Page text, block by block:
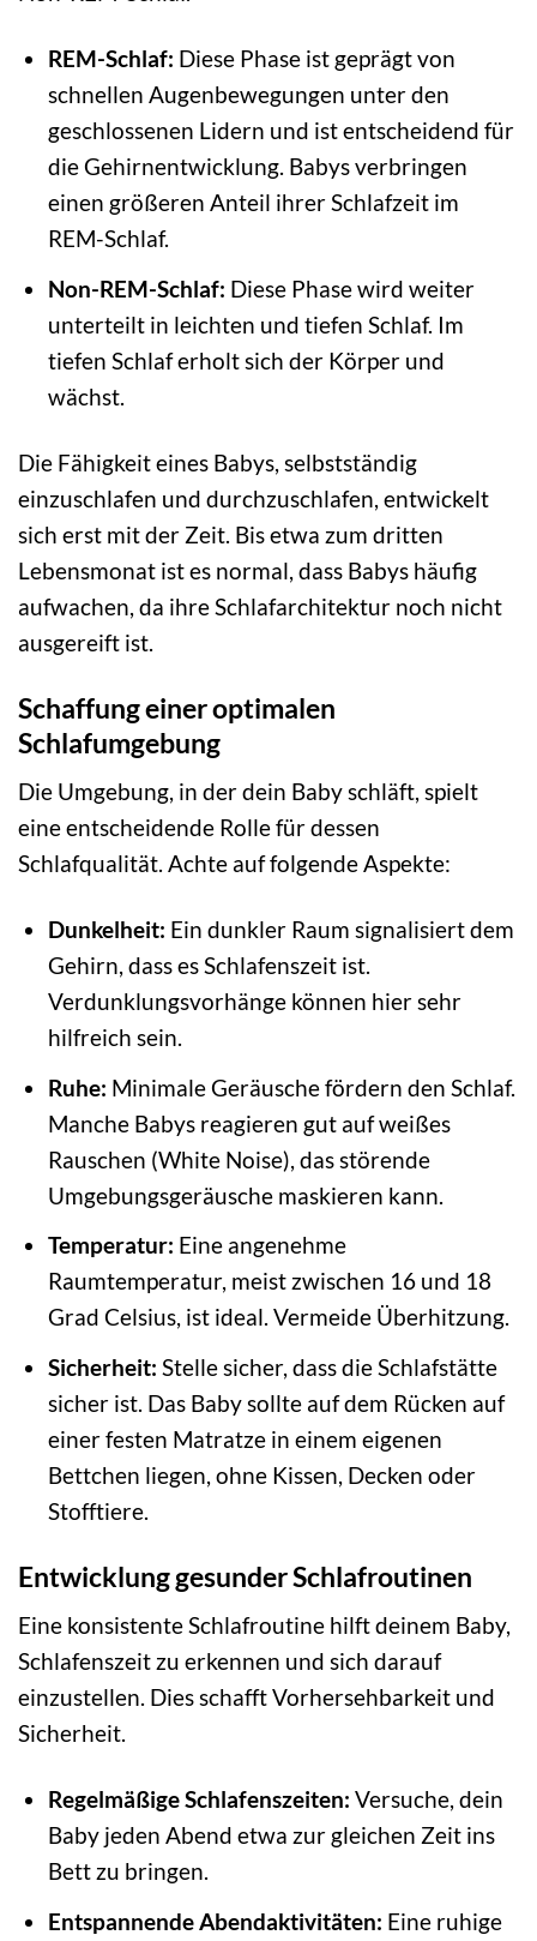
REM-Schlaf: Diese Phase ist geprägt von
schnellen Augenbewegungen unter den
geschlossenen Lidern und ist entscheidend für
die Gehirnentwicklung. Babys verbringen
einen größeren Anteil ihrer Schlafzeit im
REM-Schlaf.
Non-REM-Schlaf: Diese Phase wird weiter
unterteilt in leichten und tiefen Schlaf. Im
tiefen Schlaf erholt sich der Körper und
wächst.
Die Fähigkeit eines Babys, selbstständig
einzuschlafen und durchzuschlafen, entwickelt
sich erst mit der Zeit. Bis etwa zum dritten
Lebensmonat ist es normal, dass Babys häufig
aufwachen, da ihre Schlafarchitektur noch nicht
ausgereift ist.
Schaffung einer optimalen
Schlafumgebung
Die Umgebung, in der dein Baby schläft, spielt
eine entscheidende Rolle für dessen
Schlafqualität. Achte auf folgende Aspekte:
Dunkelheit: Ein dunkler Raum signalisiert dem
Gehirn, dass es Schlafenszeit ist.
Verdunklungsvorhänge können hier sehr
hilfreich sein.
Ruhe: Minimale Geräusche fördern den Schlaf.
Manche Babys reagieren gut auf weißes
Rauschen (White Noise), das störende
Umgebungsgeräusche maskieren kann.
Temperatur: Eine angenehme
Raumtemperatur, meist zwischen 16 und 18
Grad Celsius, ist ideal. Vermeide Überhitzung.
Sicherheit: Stelle sicher, dass die Schlafstätte
sicher ist. Das Baby sollte auf dem Rücken auf
einer festen Matratze in einem eigenen
Bettchen liegen, ohne Kissen, Decken oder
Stofftiere.
Entwicklung gesunder Schlafroutinen
Eine konsistente Schlafroutine hilft deinem Baby,
Schlafenszeit zu erkennen und sich darauf
einzustellen. Dies schafft Vorhersehbarkeit und
Sicherheit.
Regelmäßige Schlafenszeiten: Versuche, dein
Baby jeden Abend etwa zur gleichen Zeit ins
Bett zu bringen.
Entspannende Abendaktivitäten: Eine ruhige